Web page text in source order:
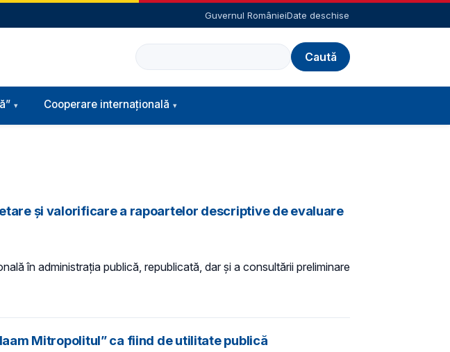
Guvernul RomânieiDate deschise
Caută
Cooperare internațională
şi valorificare a rapoartelor descriptive de evaluare
în administraţia publică, republicată, dar și a consultării preliminare
Mitropolitul” ca fiind de utilitate publică